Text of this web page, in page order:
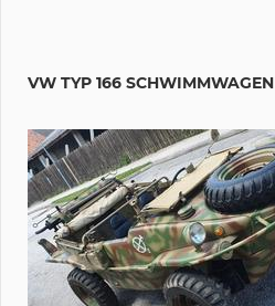
VW TYP 166 SCHWIMMWAGEN